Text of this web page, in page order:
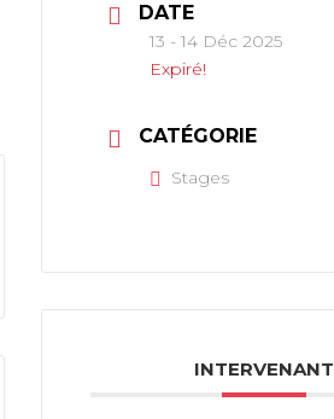
DATE
13 - 14 Déc 2025
Expiré!
CATÉGORIE
Stages
INTERVENANT